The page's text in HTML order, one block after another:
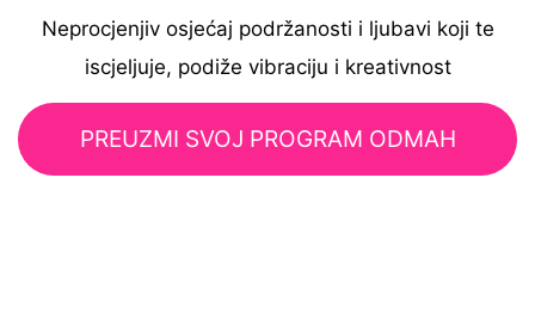
Neprocjenjiv osjećaj podržanosti i ljubavi koji te
iscjeljuje, podiže vibraciju i kreativnost
PREUZMI SVOJ PROGRAM ODMAH